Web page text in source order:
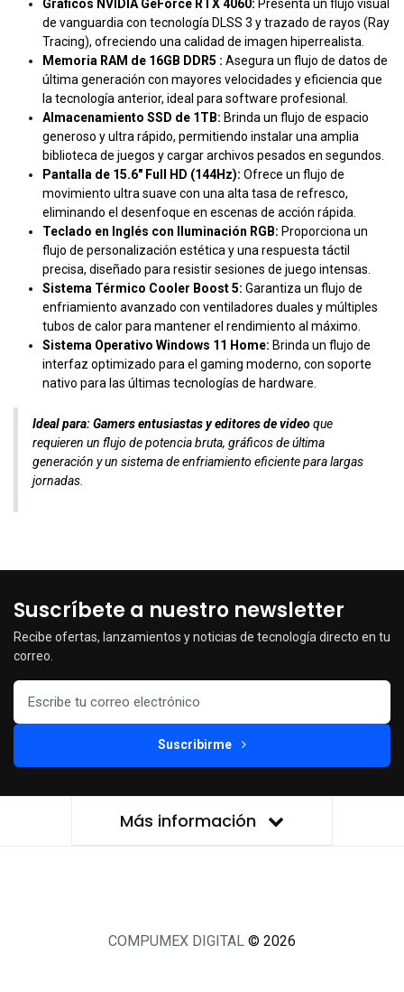
Gráficos NVIDIA GeForce RTX 4060: Presenta un flujo visual
de vanguardia con tecnología DLSS 3 y trazado de rayos (Ray
Tracing), ofreciendo una calidad de imagen hiperrealista.
Memoria RAM de 16GB DDR5 : Asegura un flujo de datos de
última generación con mayores velocidades y eficiencia que
la tecnología anterior, ideal para software profesional.
Almacenamiento SSD de 1TB: Brinda un flujo de espacio
generoso y ultra rápido, permitiendo instalar una amplia
biblioteca de juegos y cargar archivos pesados en segundos.
Pantalla de 15.6" Full HD (144Hz): Ofrece un flujo de
movimiento ultra suave con una alta tasa de refresco,
eliminando el desenfoque en escenas de acción rápida.
Teclado en Inglés con Iluminación RGB: Proporciona un
flujo de personalización estética y una respuesta táctil
precisa, diseñado para resistir sesiones de juego intensas.
Sistema Térmico Cooler Boost 5: Garantiza un flujo de
enfriamiento avanzado con ventiladores duales y múltiples
tubos de calor para mantener el rendimiento al máximo.
Sistema Operativo Windows 11 Home: Brinda un flujo de
interfaz optimizado para el gaming moderno, con soporte
nativo para las últimas tecnologías de hardware.
Ideal para:Gamers entusiastas y editores de videoque
requieren un flujo de potencia bruta, gráficos de última
generación y un sistema de enfriamiento eficiente para largas
jornadas.
Suscríbete a nuestro newsletter
Recibe ofertas, lanzamientos y noticias de tecnología directo en tu
correo.
Suscribirme
Más información
COMPUMEX DIGITAL © 2026